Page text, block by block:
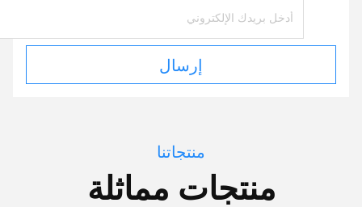
إرسال
منتجاتنا
منتجات مماثلة